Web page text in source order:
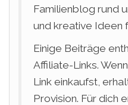
Familienblog rund
und kreative Ideen
Einige Beiträge
Affiliate-Links.
Link einkaufst,
Provision. Für dich